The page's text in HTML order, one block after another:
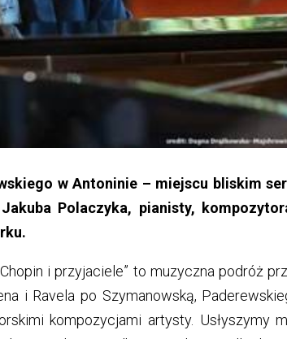
w Antoninie – miejscu bliskim
Polaczyka, pianisty,
i przyjaciele” to muzyczna podróż
i Ravela po Szymanowską,
kompozycjami artysty. Usłyszymy